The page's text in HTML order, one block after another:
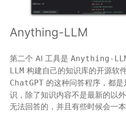
Anything-LLM
第二个 AI 工具是 Anything-
LLM 构建自己的知识库的开源软
ChatGPT 的这种问答程序，都
识，除了知识内容不是最新的以
无法回答的，并且有些时候会一本